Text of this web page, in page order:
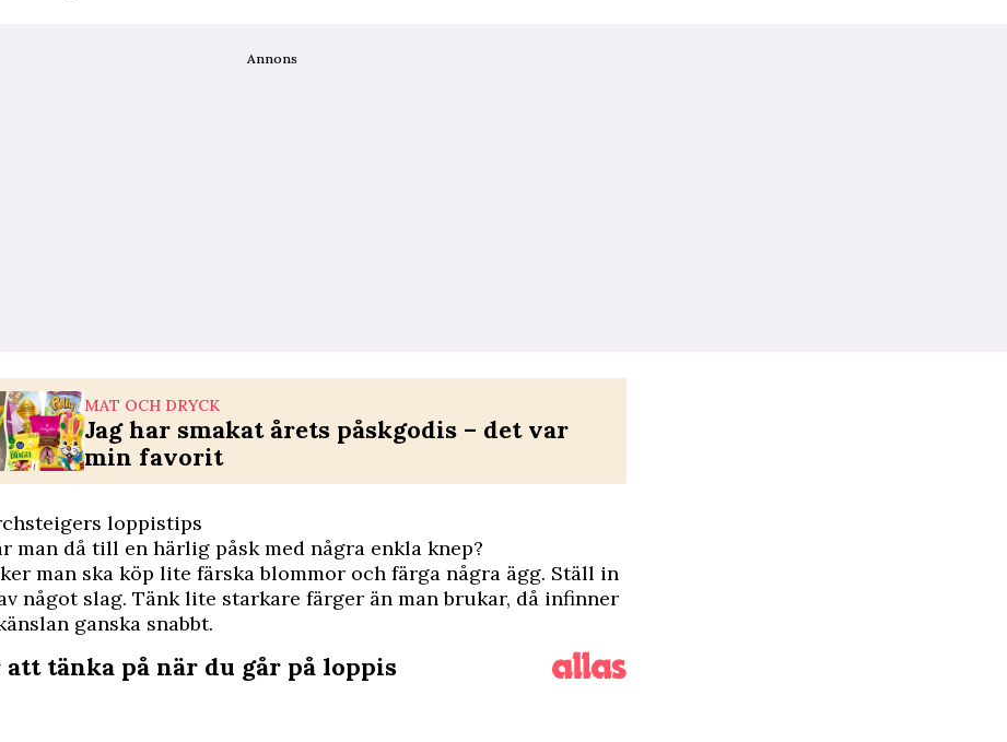
Annons
MAT OCH DRYCK
Jag har smakat årets påskgodis – det var
min favorit
loppistips
man då till en härlig påsk med några enkla knep?
man ska köp lite färska blommor och färga några ägg. Ställ in
något slag. Tänk lite starkare färger än man brukar, då infinner
ganska snabbt.
att tänka på när du går på loppis